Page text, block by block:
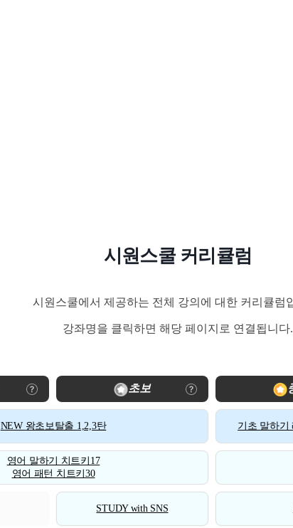
시원스쿨 커리큘럼
시원스쿨에서 제공하는 전체 강의에 대한 커리큘럼
강좌명을 클릭하면 해당 페이지로 연결됩니다.
초보
NEW 왕초보탈출 1,2,3탄 기초 말하기
영어 말하기 치트키17
영어 패턴 치트키30
STUDY with SNS